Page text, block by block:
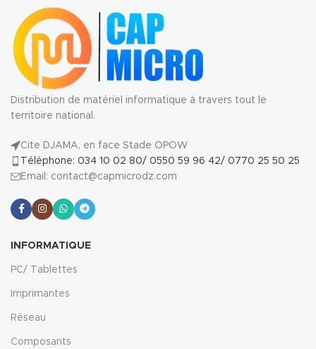
Distribution de matériel informatique à travers tout le
territoire national.
Cite DJAMA, en face Stade OPOW
Téléphone: 034 10 02 80/ 0550 59 96 42/ 0770 25 50 25
Email: contact@capmicrodz.com
INFORMATIQUE
PC/ Tablettes
Imprimantes
Réseau
Composants